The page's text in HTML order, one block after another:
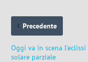
Precedente
Oggi va in scena l’eclissi
solare parziale